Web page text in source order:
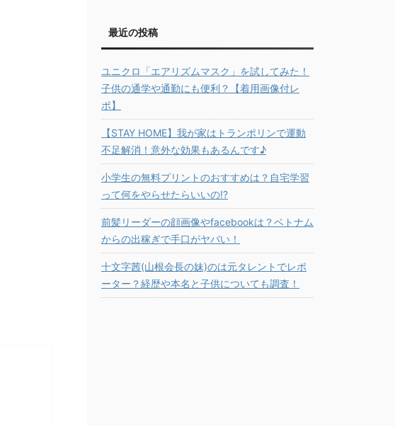
最近の投稿
ユニクロ「エアリズムマスク」を試してみた！
子供の通学や通勤にも便利？【着用画像付レ
ポ】
【STAY HOME】我が家はトランポリンで運動
不足解消！意外な効果もあるんです♪
小学生の無料プリントのおすすめは？自宅学習
って何をやらせたらいいの!?
前髪リーダーの顔画像やfacebookは？ベトナム
からの出稼ぎで手口がヤバい！
十文字茜(山根会長の妹)のは元タレントでレポ
ーター？経歴や本名と子供についても調査！